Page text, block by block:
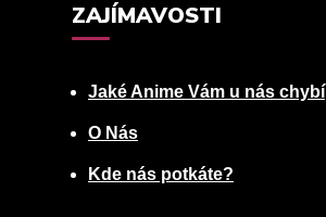
ZAJÍMAVOSTI
Jaké Anime Vám u nás chybí
O Nás
Kde nás potkáte?